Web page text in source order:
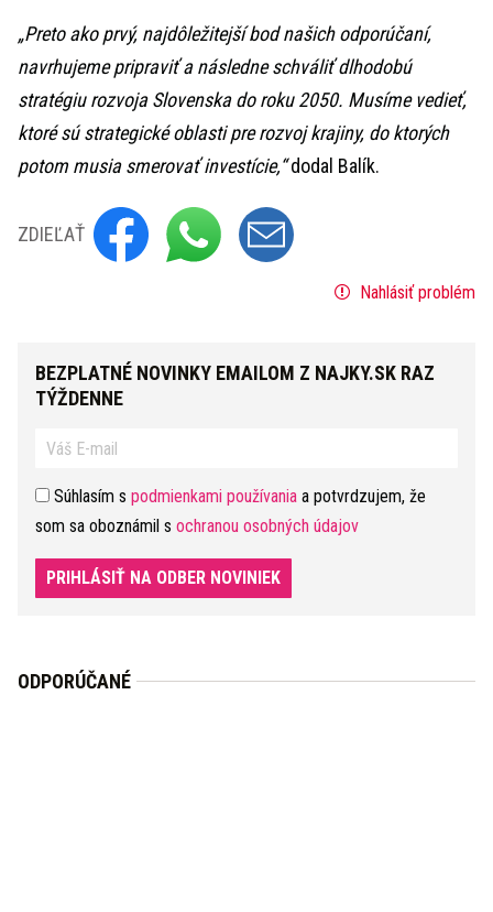
„Preto ako prvý, najdôležitejší bod našich odporúčaní,
navrhujeme pripraviť a následne schváliť dlhodobú
stratégiu rozvoja Slovenska do roku 2050. Musíme vedieť,
ktoré sú strategické oblasti pre rozvoj krajiny, do ktorých
potom musia smerovať investície,“dodal Balík.
ZDIEĽAŤ
Nahlásiť problém
BEZPLATNÉ NOVINKY EMAILOM Z NAJKY.SK RAZ
TÝŽDENNE
Súhlasím s podmienkami používania a potvrdzujem, že
som sa oboznámil s ochranou osobných údajov
PRIHLÁSIŤ NA ODBER NOVINIEK
ODPORÚČANÉ